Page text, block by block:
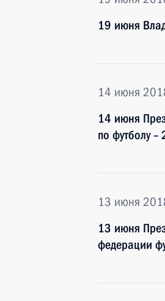
19 июня
14 июня
14 июня
по футболу –
13 июня
13 июня
федерации